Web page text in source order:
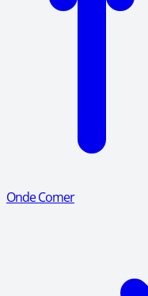
Onde Comer